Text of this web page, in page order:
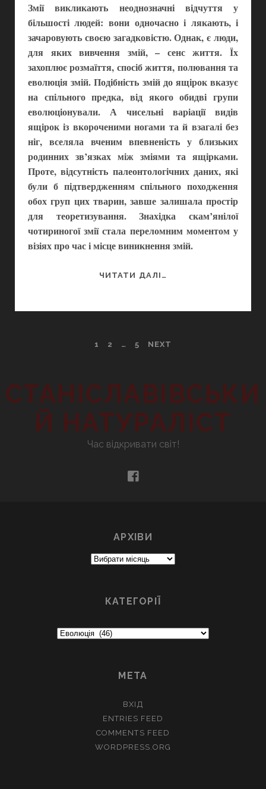
Змії викликають неоднозначні відчуття у
більшості людей: вони одночасно і лякають, і
зачаровують своєю загадковістю. Однак, є люди,
для яких вивчення змій, – сенс життя. Їх
захоплює розмаїття, спосіб життя, полювання та
еволюція змій. Подібність змій до ящірок вказує
на спільного предка, від якого обидві групи
еволюціонували. А чисельні варіації видів
ящірок із вкороченими ногами та й взагалі без
ніг, вселяла вченим впевненість у близьких
родинних зв’язках між зміями та ящірками.
Проте, відсутність палеонтологічних даних, які
були б підтвердженням спільного походження
обох груп цих тварин, завше залишала простір
для теоретизування. Знахідка скам’янілої
чотириногої змії стала переломним моментом у
візіях про час і місце виникнення змій.
ЧИТАТИ ДАЛІ…
1 2 … 5 NEXT
СТАНІСЛАВІВСЬКИ
Й НАТУРАЛІСТ
Час відкривати світ!
facebook
АРХІВИ
Архіви
КАТЕГОРІЇ
МЕТА
ВХІД
ENTRIES FEED
COMMENTS FEED
WORDPRESS.ORG